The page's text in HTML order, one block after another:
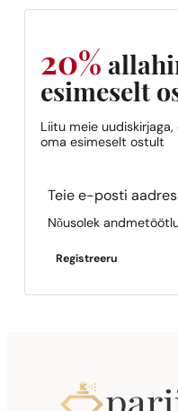
20%
esimeselt
Liitu meie
oma esimeselt ostult
Section
Nõusolek
Registreeru